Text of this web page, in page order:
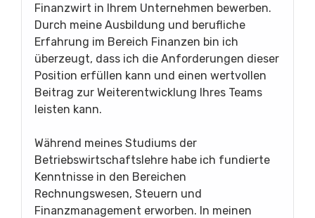
Finanzwirt in Ihrem Unternehmen bewerben.
Durch meine Ausbildung und berufliche
Erfahrung im Bereich Finanzen bin ich
überzeugt, dass ich die Anforderungen dieser
Position erfüllen kann und einen wertvollen
Beitrag zur Weiterentwicklung Ihres Teams
leisten kann.
Während meines Studiums der
Betriebswirtschaftslehre habe ich fundierte
Kenntnisse in den Bereichen
Rechnungswesen, Steuern und
Finanzmanagement erworben. In meinen